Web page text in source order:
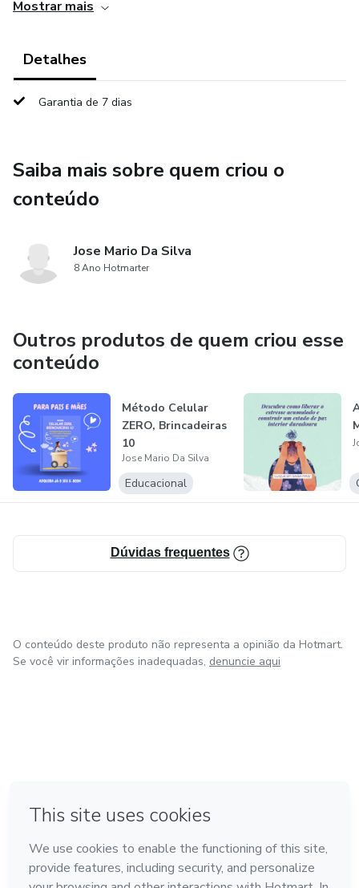
saudável e sem cortar o brigadeiro no final de semana 😉
E-book
Mostrar mais
Detalhes
Garantia de 7 dias
Saiba mais sobre quem criou o
conteúdo
Jose Mario Da Silva
8 Ano Hotmarter
Outros produtos de quem criou esse
conteúdo
Método Celular
ZERO, Brincadeiras
10
Jose Mario Da Silva
Educacional
Dúvidas frequentes
O conteúdo deste produto não representa a opinião da Hotmart.
Se você vir informações inadequadas, denuncie aqui
Feito com ❤ na Cidade do México